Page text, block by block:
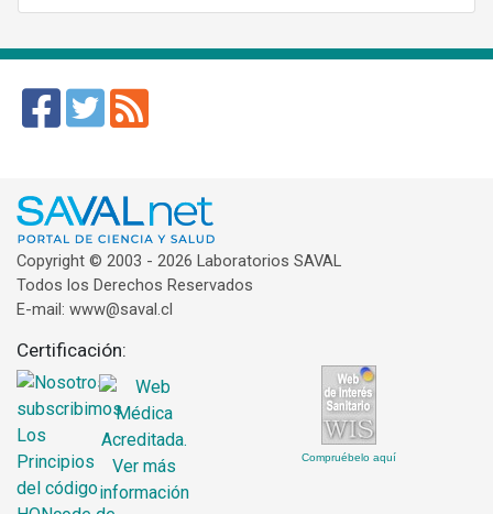
Copyright © 2003 - 2026 Laboratorios SAVAL
Todos los Derechos Reservados
E-mail: www@saval.cl
Certificación:
Compruébelo aquí